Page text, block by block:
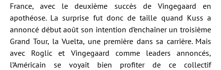
France, avec le deuxième succès de Vingegaard en
apothéose. La surprise fut donc de taille quand Kuss a
annoncé début août son intention d’enchaîner un troisième
Grand Tour, la Vuelta, une première dans sa carrière. Mais
avec Roglic et Vingegaard comme leaders annoncés,
l’Américain se voyait bien profiter de ce collectif